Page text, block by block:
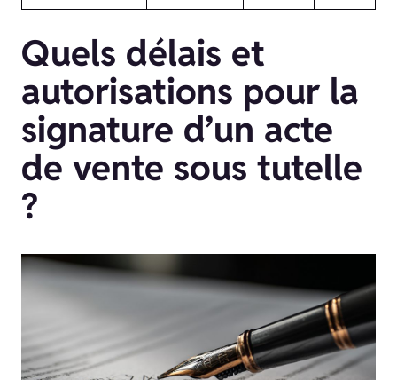
Quels délais et
autorisations pour la
signature d’un acte
de vente sous tutelle
?